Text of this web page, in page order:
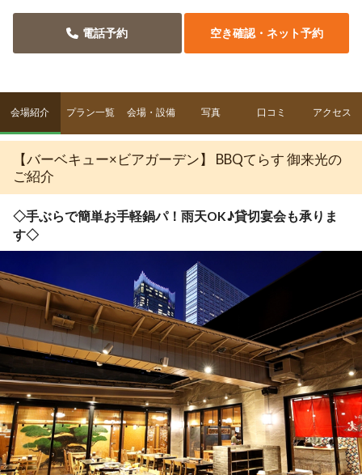
空き確認・ネット予約
電話予約
会場紹介 プラン一覧 会場・設備 写真 口コミ アクセス
【バーベキュー×ビアガーデン】 BBQてらす 御来光の
ご紹介
◇手ぶらで簡単お手軽鍋パ！雨天OK♪貸切宴会も承りま
す◇